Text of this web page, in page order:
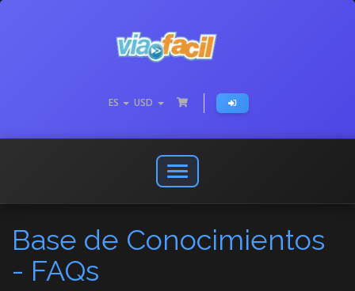
ES USD
Abrir
o
menú
de
Base de Conocimientos
- FAQs